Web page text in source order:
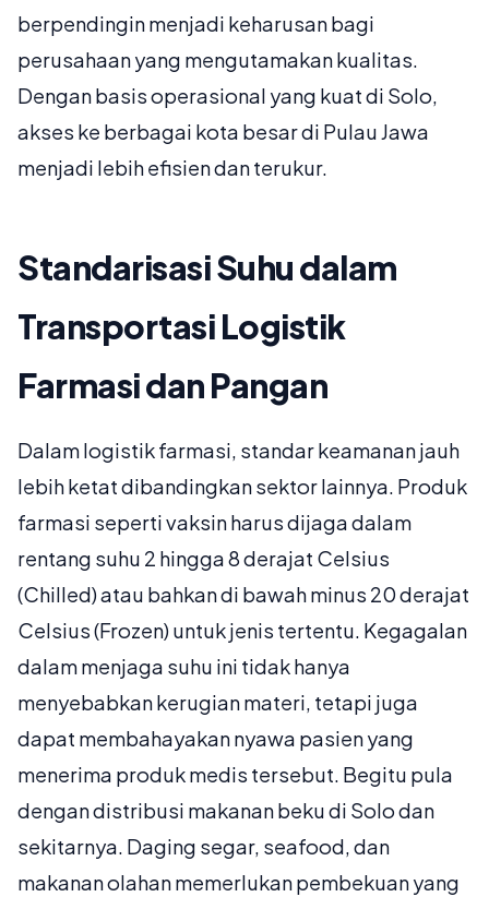
berpendingin menjadi keharusan bagi
perusahaan yang mengutamakan kualitas.
Dengan basis operasional yang kuat di Solo,
akses ke berbagai kota besar di Pulau Jawa
menjadi lebih efisien dan terukur.
Standarisasi Suhu dalam
Transportasi Logistik
Farmasi dan Pangan
Dalam logistik farmasi, standar keamanan jauh
lebih ketat dibandingkan sektor lainnya. Produk
farmasi seperti vaksin harus dijaga dalam
rentang suhu 2 hingga 8 derajat Celsius
(Chilled) atau bahkan di bawah minus 20 derajat
Celsius (Frozen) untuk jenis tertentu. Kegagalan
dalam menjaga suhu ini tidak hanya
menyebabkan kerugian materi, tetapi juga
dapat membahayakan nyawa pasien yang
menerima produk medis tersebut. Begitu pula
dengan distribusi makanan beku di Solo dan
sekitarnya. Daging segar, seafood, dan
makanan olahan memerlukan pembekuan yang